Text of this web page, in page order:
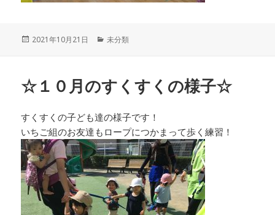
投
2021年10月21日
カ
ー
未分類
☆１０月のすくすくの様子☆
すくすくの子ども達の様子です！
いちご組のお友達もロープにつかまって歩く練習！